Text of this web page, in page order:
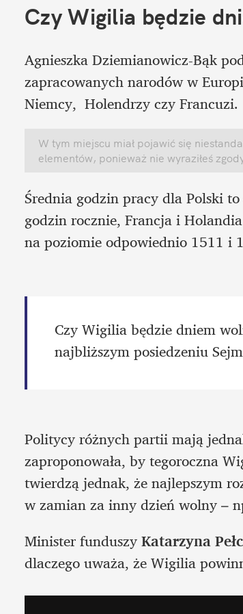
Czy Wigilia będzie
Agnieszka Dziemianowicz-Bąk
zapracowanych narodów w
Niemcy,  Holendrzy czy Francuzi.
W tym miejscu miał pojawić się
elementów, ponieważ nie wyraziłeś
Średnia godzin pracy dla Polski
godzin rocznie, Francja i
na poziomie odpowiednio 1511 i
Czy Wigilia będzie dniem
najbliższym posiedzeniu
Politycy różnych partii mają
zaproponowała, by tegoroczna
twierdzą jednak, że najlepszym
w zamian za inny dzień wolny –
Minister funduszy Katarzyna
dlaczego uważa, że Wigilia